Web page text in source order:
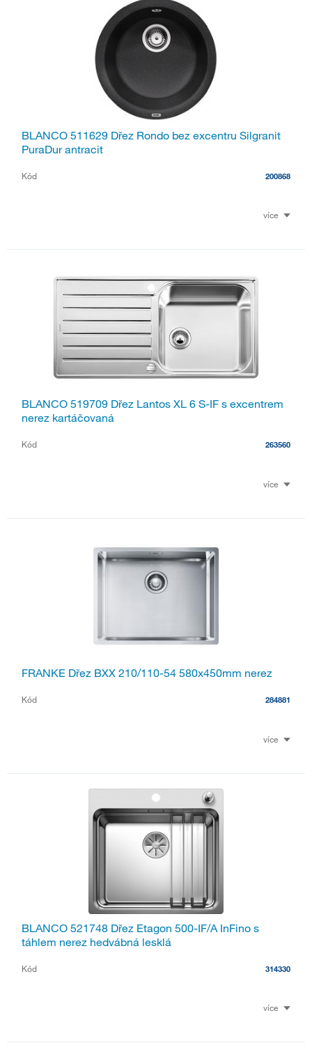
BLANCO 511629 Dřez Rondo bez excentru Silgranit
PuraDur antracit
Kód 200868
více
BLANCO 519709 Dřez Lantos XL 6 S-IF s excentrem
nerez kartáčovaná
Kód 263560
více
FRANKE Dřez BXX 210/110-54 580x450mm nerez
Kód 284881
více
BLANCO 521748 Dřez Etagon 500-IF/A InFino s
táhlem nerez hedvábná lesklá
Kód 314330
více